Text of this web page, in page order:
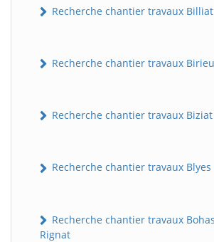
Recherche chantier travaux Billiat
Recherche chantier travaux
Recherche chantier travaux Biziat
Recherche chantier travaux Blyes
Recherche chantier travaux
Rignat